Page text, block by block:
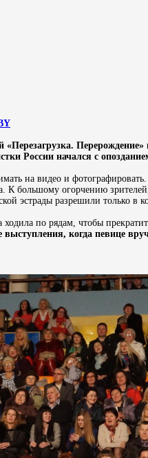
«Перезагрузка.
России начался с
на видео и
К большому огорчению
эстрады разрешили только в
ходила по рядам, чтобы
когда певице